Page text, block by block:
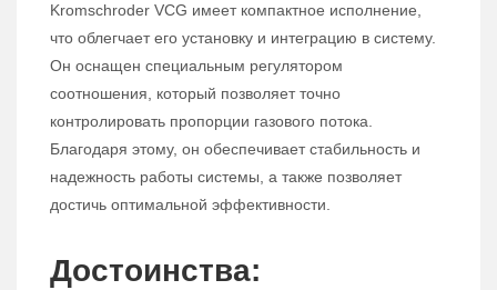
Kromschroder VCG имеет компактное исполнение,
что облегчает его установку и интеграцию в систему.
Он оснащен специальным регулятором
соотношения, который позволяет точно
контролировать пропорции газового потока.
Благодаря этому, он обеспечивает стабильность и
надежность работы системы, а также позволяет
достичь оптимальной эффективности.
Достоинства: